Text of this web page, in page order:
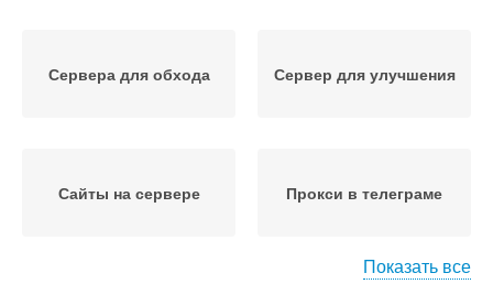
Сервера для обхода Сервер для улучшения
Сайты на сервере Прокси в телеграме
Показать все